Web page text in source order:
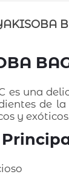
es una
de
y